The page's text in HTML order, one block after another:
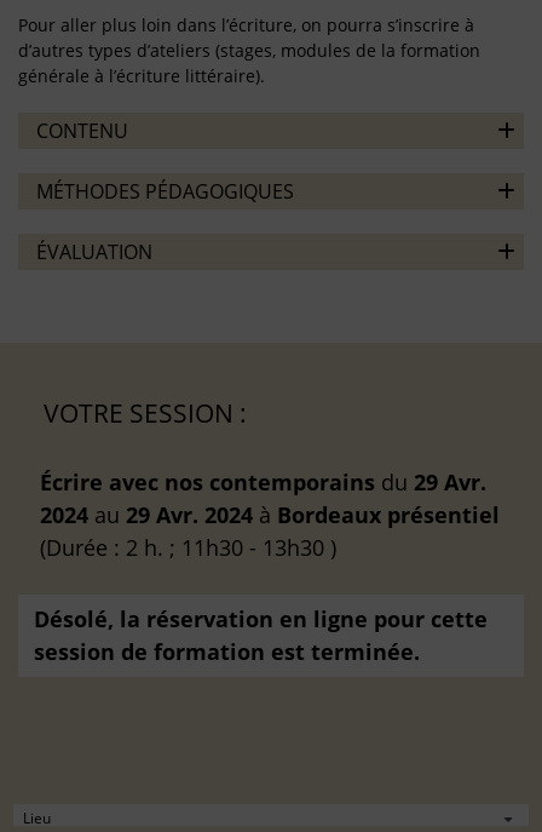
Pour aller plus loin dans l’écriture, on pourra s’inscrire à
d’autres types d’ateliers (stages, modules de la formation
générale à l’écriture littéraire).
CONTENU
MÉTHODES PÉDAGOGIQUES
ÉVALUATION
VOTRE SESSION :
Écrire avec nos contemporains du 29 Avr.
2024 au 29 Avr. 2024 à Bordeaux présentiel
(Durée : 2 h. ; 11h30 - 13h30 )
Désolé, la réservation en ligne pour cette
session de formation est terminée.